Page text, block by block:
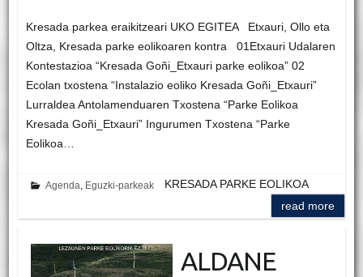
Kresada parkea eraikitzeari UKO EGITEA Etxauri, Ollo eta
Oltza, Kresada parke eolikoaren kontra 01Etxauri Udalaren
Kontestazioa “Kresada Goñi_Etxauri parke eolikoa” 02
Ecolan txostena “Instalazio eoliko Kresada Goñi_Etxauri”
Lurraldea Antolamenduaren Txostena “Parke Eolikoa
Kresada Goñi_Etxauri” Ingurumen Txostena “Parke
Eolikoa…
Agenda, Eguzki-parkeak
KRESADA PARKE EOLIKOA
read more
ALDANE